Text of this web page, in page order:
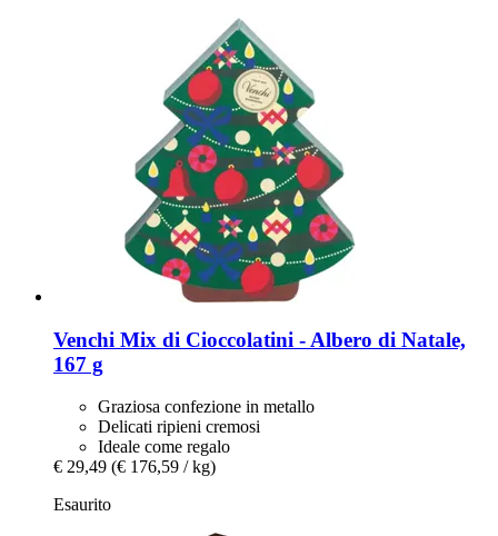
Venchi Mix di Cioccolatini -​ Albero di Natale,
167 g
Graziosa confezione in metallo
Delicati ripieni cremosi
Ideale come regalo
€ 29,49 (€ 176,59 / kg)
Esaurito